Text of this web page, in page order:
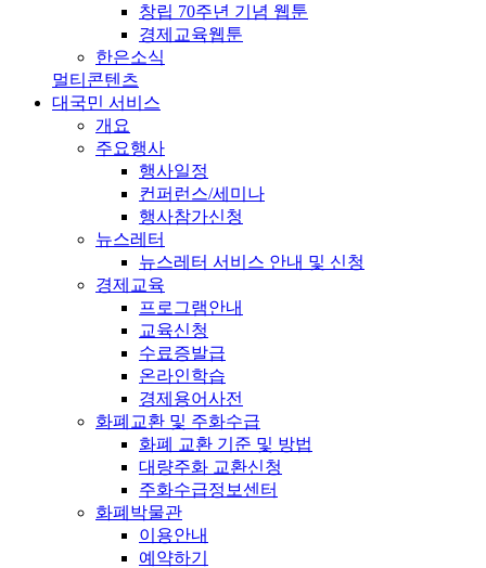
창립 70주년 기념 웹툰
경제교육웹툰
한은소식
멀티콘텐츠
대국민 서비스
개요
주요행사
행사일정
컨퍼런스/세미나
행사참가신청
뉴스레터
뉴스레터 서비스 안내 및 신청
경제교육
프로그램안내
교육신청
수료증발급
온라인학습
경제용어사전
화폐교환 및 주화수급
화폐 교환 기준 및 방법
대량주화 교환신청
주화수급정보센터
화폐박물관
이용안내
예약하기